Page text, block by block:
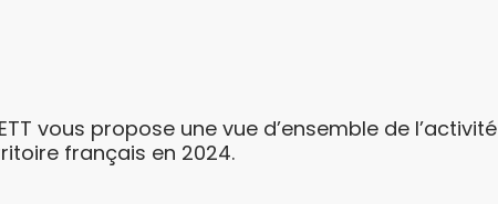
vous propose une vue d’ensemble de l’activité
français en 2024.